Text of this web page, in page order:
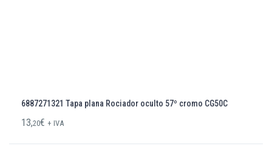
6887271321 Tapa plana Rociador oculto 57º cromo CG50C
13,20€ + IVA